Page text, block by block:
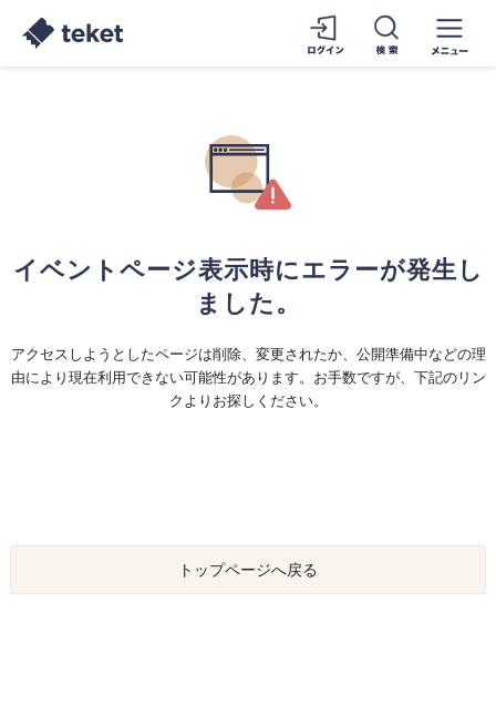
イベントページ表示時にエラーが発生し
ました。
アクセスしようとしたページは削除、変更されたか、公開準備中などの理
由により現在利用できない可能性があります。お手数ですが、下記のリン
クよりお探しください。
トップページへ戻る